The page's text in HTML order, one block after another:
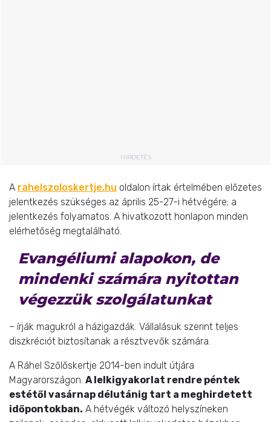
HIRDETÉS
A rahelszoloskertje.hu oldalon írtak értelmében előzetes
jelentkezés szükséges az április 25-27-i hétvégére; a
jelentkezés folyamatos. A hivatkozott honlapon minden
elérhetőség megtalálható.
Evangéliumi alapokon, de
mindenki számára nyitottan
végezzük szolgálatunkat
– írják magukról a házigazdák. Vállalásuk szerint teljes
diszkréciót biztosítanak a résztvevők számára.
A Ráhel Szőlőskertje 2014-ben indult útjára
Magyarországon. A lelkigyakorlat rendre péntek
estétől vasárnap délutánig tart a meghirdetett
időpontokban. A hétvégék változó helyszíneken